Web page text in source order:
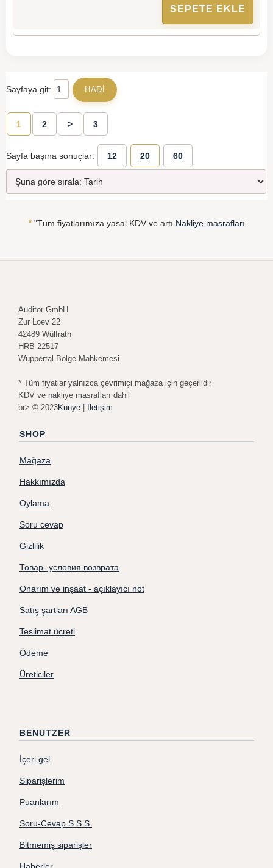
SEPETE EKLE
Sayfaya git:
1 2 > 3
Sayfa başına sonuçlar: 12 20 60
*"Tüm fiyatlarımıza yasal KDV ve artı Nakliye masrafları
Auditor GmbH
Zur Loev 22
42489 Wülfrath
HRB 22517
Wuppertal Bölge Mahkemesi
* Tüm fiyatlar yalnızca çevrimiçi mağaza için geçerlidir
KDV ve nakliye masrafları dahil
br> © 2023Künye | İletişim
SHOP
Mağaza
Hakkımızda
Oylama
Soru cevap
Gizlilik
Товар- условия возврата
Onarım ve inşaat - açıklayıcı not
Satış şartları AGB
Teslimat ücreti
Ödeme
Üreticiler
BENUTZER
İçeri gel
Siparişlerim
Puanlarım
Soru-Cevap S.S.S.
Bitmemiş siparişler